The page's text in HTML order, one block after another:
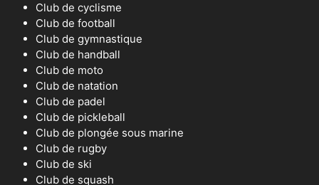
Club de cyclisme
Club de football
Club de gymnastique
Club de handball
Club de moto
Club de natation
Club de padel
Club de pickleball
Club de plongée sous marine
Club de rugby
Club de ski
Club de squash